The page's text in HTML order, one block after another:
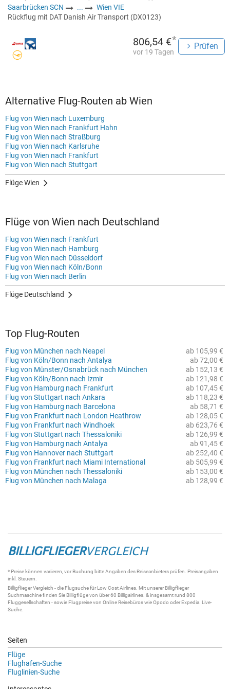
Saarbrücken SCN ...
Wien VIE
Rückflug mit DAT Danish Air Transport (DX0123)
806,54 €*
vor 19 Tagen
Prüfen
Alternative Flug-Routen ab Wien
Flug von Wien nach Luxemburg
Flug von Wien nach Frankfurt Hahn
Flug von Wien nach Straßburg
Flug von Wien nach Karlsruhe
Flug von Wien nach Frankfurt
Flug von Wien nach Stuttgart
Flüge Wien
Flüge von Wien nach Deutschland
Flug von Wien nach Frankfurt
Flug von Wien nach Hamburg
Flug von Wien nach Düsseldorf
Flug von Wien nach Köln/Bonn
Flug von Wien nach Berlin
Flüge Deutschland
Top Flug-Routen
ab 105,99 €
Flug von München nach Neapel
ab 72,00 €
Flug von Köln/Bonn nach Antalya
ab 152,13 €
Flug von Münster/Osnabrück nach München
ab 121,98 €
Flug von Köln/Bonn nach Izmir
ab 107,45 €
Flug von Hamburg nach Frankfurt
ab 118,23 €
Flug von Stuttgart nach Ankara
ab 58,71 €
Flug von Hamburg nach Barcelona
ab 128,05 €
Flug von Frankfurt nach London Heathrow
ab 623,76 €
Flug von Frankfurt nach Windhoek
ab 126,99 €
Flug von Stuttgart nach Thessaloniki
ab 91,45 €
Flug von Hamburg nach Antalya
ab 252,40 €
Flug von Hannover nach Stuttgart
ab 505,99 €
Flug von Frankfurt nach Miami International
ab 153,00 €
Flug von München nach Thessaloniki
ab 128,99 €
Flug von München nach Malaga
BILLIGFLIEGERVERGLEICH
* Preise können variieren, vor Buchung bitte Angaben des Reiseanbieters prüfen. Preisangaben
inkl. Steuern.
BilligfliegerVergleich - die Flugsuchefür Low Cost Airlines. Mit unsererBilligflieger
Suchmaschinefinden Sie Billigflügevon über 60 Billigairlines . & insgesamt rund 800
Fluggesellschaften - sowie Flugpreise von Online Reisebüros wie Opodo oder Expedia. Live-
Suche
Seiten
Flüge
Flughafen-Suche
Fluglinien-Suche